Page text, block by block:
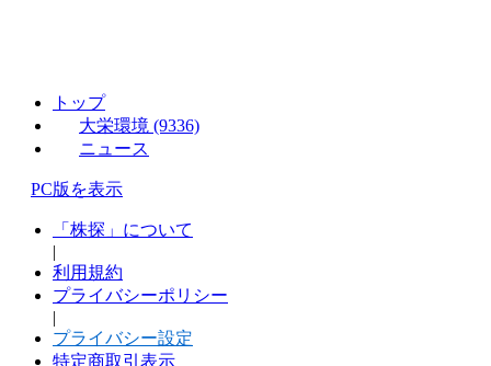
トップ
大栄環境 (9336)
ニュース
PC版を表示
「株探」について
|
利用規約
プライバシーポリシー
|
プライバシー設定
特定商取引表示